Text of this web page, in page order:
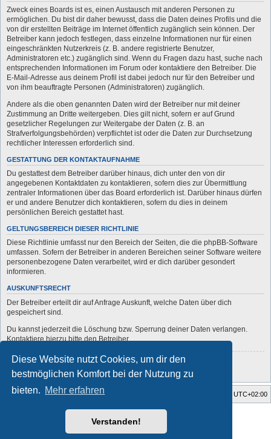
Diese Website nutzt Cookies, um dir den
bestmöglichen Komfort bei der Nutzung zu
bieten. Mehr erfahren
Verstanden!
Zweck eines Boards ist es, einen Austausch mit anderen Personen zu
ermöglichen. Du bist dir daher bewusst, dass die Daten deines Profils und die
von dir erstellten Beiträge im Internet öffentlich zugänglich sein können. Der
Betreiber kann jedoch festlegen, dass einzelne Informationen nur für einen
eingeschränkten Nutzerkreis (z. B. andere registrierte Benutzer,
Administratoren etc.) zugänglich sind. Wenn du Fragen dazu hast, suche nach
entsprechenden Informationen im Forum oder kontaktiere den Betreiber. Die
E-Mail-Adresse aus deinem Profil ist dabei jedoch nur für den Betreiber und
von ihm beauftragte Personen (Administratoren) zugänglich.
Andere als die oben genannten Daten wird der Betreiber nur mit deiner
Zustimmung an Dritte weitergeben. Dies gilt nicht, sofern er auf Grund
gesetzlicher Regelungen zur Weitergabe der Daten (z. B. an
Strafverfolgungsbehörden) verpflichtet ist oder die Daten zur Durchsetzung
rechtlicher Interessen erforderlich sind.
GESTATTUNG DER KONTAKTAUFNAHME
Du gestattest dem Betreiber darüber hinaus, dich unter den von dir
angegebenen Kontaktdaten zu kontaktieren, sofern dies zur Übermittlung
zentraler Informationen über das Board erforderlich ist. Darüber hinaus dürfen
er und andere Benutzer dich kontaktieren, sofern du dies in deinem
persönlichen Bereich gestattet hast.
GELTUNGSBEREICH DIESER RICHTLINIE
Diese Richtlinie umfasst nur den Bereich der Seiten, die die phpBB-Software
umfassen. Sofern der Betreiber in anderen Bereichen seiner Software weitere
personenbezogene Daten verarbeitet, wird er dich darüber gesondert
informieren.
AUSKUNFTSRECHT
Der Betreiber erteilt dir auf Anfrage Auskunft, welche Daten über dich
gespeichert sind.
Du kannst jederzeit die Löschung bzw. Sperrung deiner Daten verlangen.
Kontaktiere hierzu bitte den Betreiber.
Zurück zur vorherigen Seite
Startseite Foren-Übersicht UTC+02:00
forum
Powered byphpBB® Forum Software © phpBB Limited
phpBB.de